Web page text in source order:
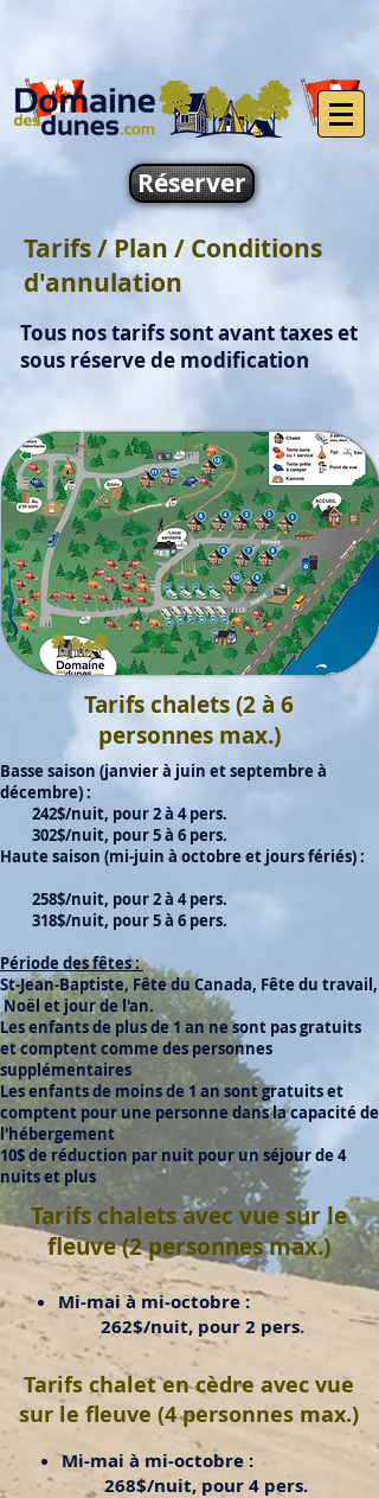
Réserver
Tarifs / Plan / Conditions
d'annulation
Tous nos tarifs sont avant taxes et
sous réserve de modification
Tarifs chalets (2 à 6
personnes max.)
Basse saison (janvier à juin et septembre à
décembre) :
242$/nuit, pour 2 à 4 pers.
302$/nuit, pour 5 à 6 pers.​​​
Haute saison (mi-juin à octobre et jours fériés) :
258$/nuit, pour 2 à 4 pers.
318$/nuit, pour 5 à 6 pers.​
Période des fêtes :
​St-Jean-Baptiste, Fête du Canada, Fête du travail,
Noël et jour de l'an.
Les enfants de plus de 1 an ne sont pas gratuits
et comptent comme des personnes
supplémentaires
Les enfants de moins de 1 an sont gratuits et
comptent pour une personne dans la capacité de
l'hébergement
10$ de réduction par nuit pour un séjour de 4
nuits et plus
Tarifs chalets avec vue sur le
fleuve (2 personnes max.)
Mi-mai à mi-octobre :
262$/nuit, pour 2 pers.
Tarifs chalet en cèdre avec vue
sur le fleuve (4 personnes max.)
Mi-mai à mi-octobre :
268$/nuit, pour 4 pers.